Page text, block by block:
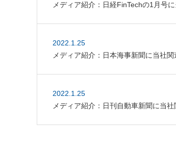
メディア紹介：日経FinTechの1月号
2022.1.25
メディア紹介：日本海事新聞に当社
2022.1.25
メディア紹介：日刊自動車新聞に当